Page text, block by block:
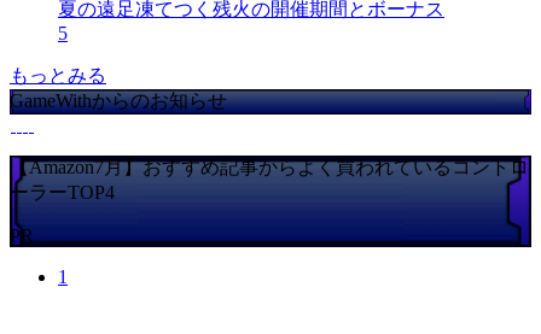
夏の遠足凍てつく残火の開催期間とボーナス
5
もっとみる
GameWithからのお知らせ
【Amazon7月】おすすめ記事からよく買われているコントロ
ーラーTOP4
PR
1